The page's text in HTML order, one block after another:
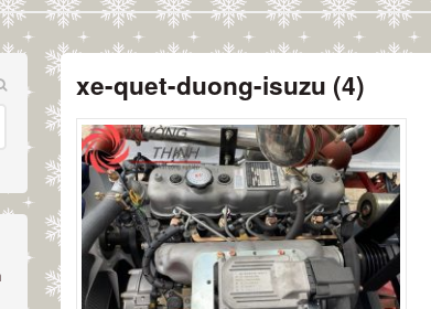
xe-quet-duong-isuzu (4)